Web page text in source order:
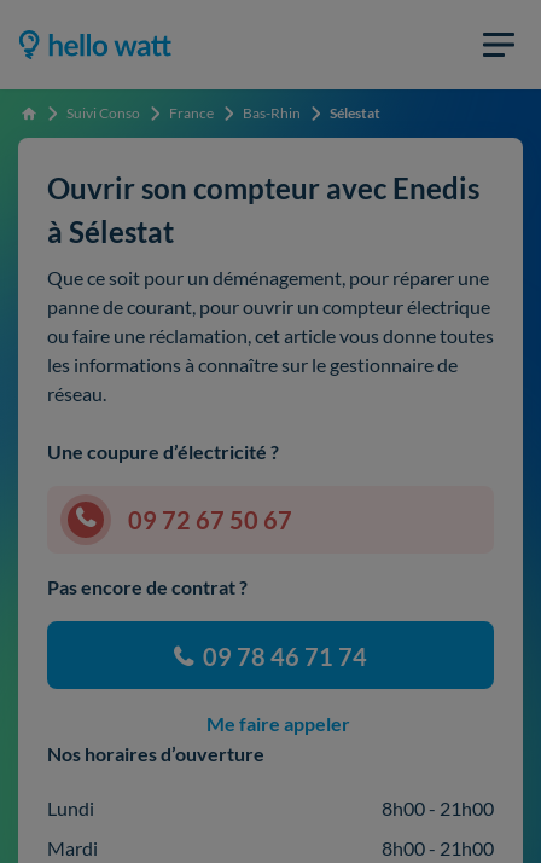
Accueil Suivi Conso France Bas-Rhin Sélestat
Ouvrir son compteur avec Enedis
à Sélestat
Que ce soit pour un déménagement, pour réparer une
panne de courant, pour ouvrir un compteur électrique
ou faire une réclamation, cet article vous donne toutes
les informations à connaître sur le gestionnaire de
réseau.
Une coupure d’électricité ?
09 72 67 50 67
Pas encore de contrat ?
09 78 46 71 74
Me faire appeler
Nos horaires d’ouverture
Lundi
8h00 - 21h00
Mardi
8h00 - 21h00